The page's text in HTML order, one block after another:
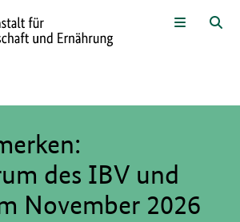
Zur Sprachwahl und Menü
des IBV und
November 2026